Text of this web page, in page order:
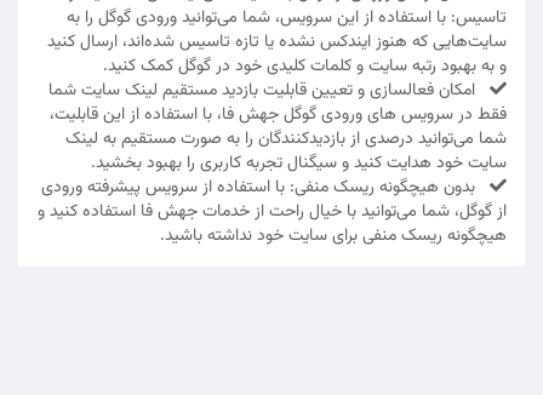
تاسیس: با استفاده از این سرویس، شما می‌توانید ورودی گوگل را به
سایت‌هایی که هنوز ایندکس نشده یا تازه تاسیس شده‌اند، ارسال کنید
و به بهبود رتبه سایت و کلمات کلیدی خود در گوگل کمک کنید.
امکان فعالسازی و تعیین قابلیت بازدید مستقیم لینک سایت شما
فقط در سرویس های ورودی گوگل جهش فا، با استفاده از این قابلیت،
شما می‌توانید درصدی از بازدیدکنندگان را به صورت مستقیم به لینک
سایت خود هدایت کنید و سیگنال تجربه کاربری را بهبود بخشید.
بدون هیچگونه ریسک منفی: با استفاده از سرویس پیشرفته ورودی
از گوگل، شما می‌توانید با خیال راحت از خدمات جهش فا استفاده کنید و
هیچگونه ریسک منفی برای سایت خود نداشته باشید.